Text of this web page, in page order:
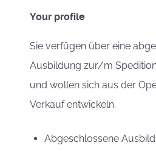
Your profile
Sie verfügen über eine
Ausbildung zur/m
und wollen sich aus der
Verkauf entwickeln.
Abgeschlossene